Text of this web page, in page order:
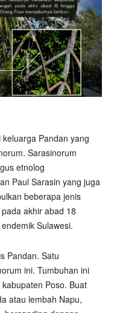
Pandan yang
Sarasinorum
etnolog
Paul Sarasin yang juga
beberapa jenis
akhir abad 18
Sulawesi.
Pandan. Satu
ini. Tumbuhan ini
Poso. Buat
atau lembah Napu,